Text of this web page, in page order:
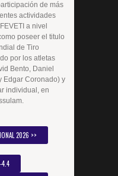
de más
actividades
a nivel
poseer el titulo
de Tiro
por los atletas
Bento, Daniel
Edgar Coronado) y
individual, en
2026 >>
4.4